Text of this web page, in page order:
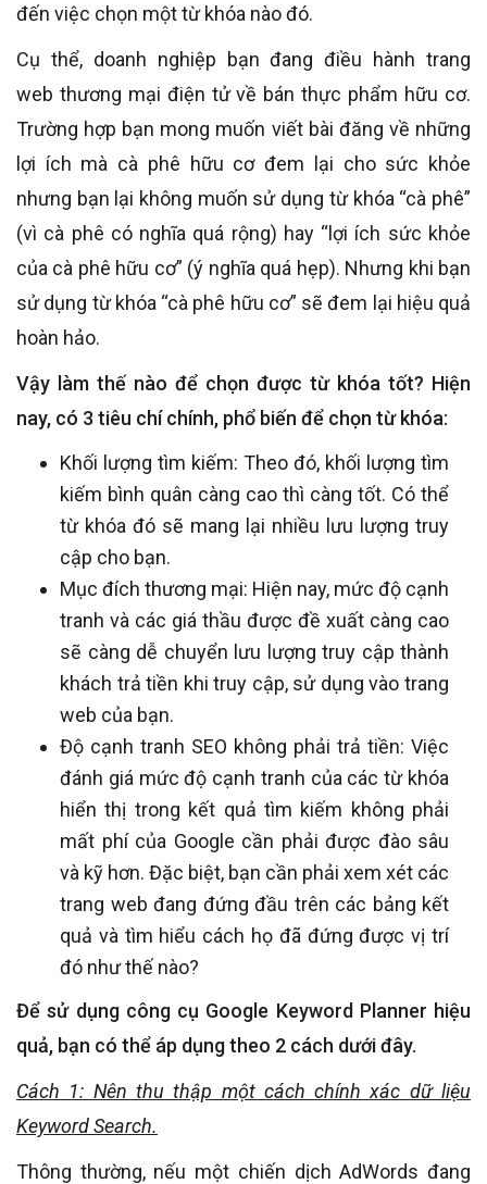
đến việc chọn một từ khóa nào đó.
Cụ thể, doanh nghiệp bạn đang điều hành trang
web thương mại điện tử về bán thực phẩm hữu cơ.
Trường hợp bạn mong muốn viết bài đăng về những
lợi ích mà cà phê hữu cơ đem lại cho sức khỏe
nhưng bạn lại không muốn sử dụng từ khóa “cà phê”
(vì cà phê có nghĩa quá rộng) hay “lợi ích sức khỏe
của cà phê hữu cơ” (ý nghĩa quá hẹp). Nhưng khi bạn
sử dụng từ khóa “cà phê hữu cơ” sẽ đem lại hiệu quả
hoàn hảo.
Vậy làm thế nào để chọn được từ khóa tốt? Hiện
nay, có 3 tiêu chí chính, phổ biến để chọn từ khóa:
Khối lượng tìm kiếm: Theo đó, khối lượng tìm
kiếm bình quân càng cao thì càng tốt. Có thể
từ khóa đó sẽ mang lại nhiều lưu lượng truy
cập cho bạn.
Mục đích thương mại: Hiện nay, mức độ cạnh
tranh và các giá thầu được đề xuất càng cao
sẽ càng dễ chuyển lưu lượng truy cập thành
khách trả tiền khi truy cập, sử dụng vào trang
web của bạn.
Độ cạnh tranh SEO không phải trả tiền: Việc
đánh giá mức độ cạnh tranh của các từ khóa
hiển thị trong kết quả tìm kiếm không phải
mất phí của Google cần phải được đào sâu
và kỹ hơn. Đặc biệt, bạn cần phải xem xét các
trang web đang đứng đầu trên các bảng kết
quả và tìm hiểu cách họ đã đứng được vị trí
đó như thế nào?
Để sử dụng công cụ Google Keyword Planner hiệu
quả, bạn có thể áp dụng theo 2 cách dưới đây.
Cách 1: Nên thu thập một cách chính xác dữ liệu
Keyword Search.
Thông thường, nếu một chiến dịch AdWords đang